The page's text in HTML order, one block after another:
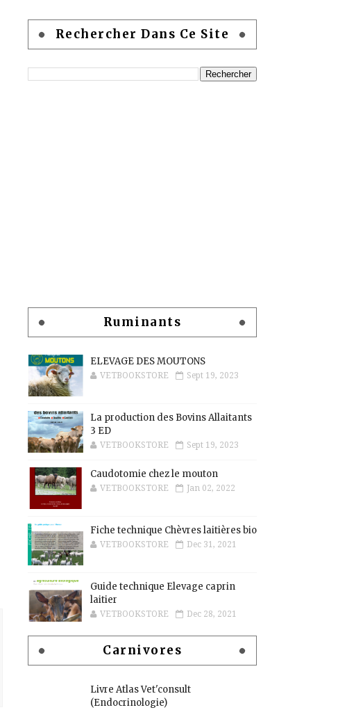
Rechercher Dans Ce Site
Ruminants
ELEVAGE DES MOUTONS
VETBOOKSTORE Sept 19, 2023
La production des Bovins Allaitants
3 ED
VETBOOKSTORE Sept 19, 2023
Caudotomie chez le mouton
VETBOOKSTORE Jan 02, 2022
Fiche technique Chèvres laitières bio
VETBOOKSTORE Dec 31, 2021
Guide technique Elevage caprin
laitier
VETBOOKSTORE Dec 28, 2021
Carnivores
Livre Atlas Vet'consult
(Endocrinologie)